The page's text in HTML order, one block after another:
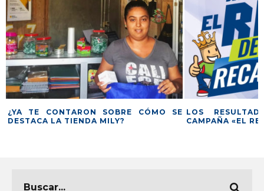
¿YA TE CONTARON SOBRE CÓMO SE
DESTACA LA TIENDA MILY?
LOS
CAMPAÑA «EL